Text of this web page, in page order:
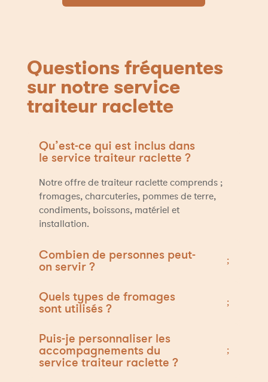
Questions fréquentes
sur notre service
traiteur raclette
Qu’est-ce qui est inclus dans
le service traiteur raclette ?
Notre offre de traiteur raclette comprends ;
fromages, charcuteries, pommes de terre,
condiments, boissons, matériel et
installation.
Combien de personnes peut-
on servir ?
Quels types de fromages
sont utilisés ?
Puis-je personnaliser les
accompagnements du
service traiteur raclette ?